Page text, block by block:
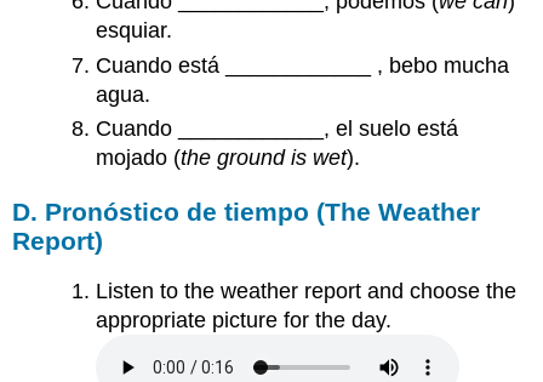
esquiar.
Cuando está ____________ , bebo mucha
agua.
Cuando ____________, el suelo está
mojado (the ground is wet).
D. Pronóstico de tiempo (The Weather
Report)
Listen to the weather report and choose the
appropriate picture for the day.